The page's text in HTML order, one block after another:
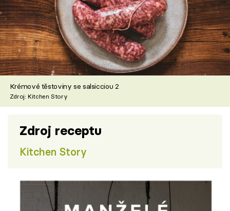
Krémové těstoviny se salsicciou 2
Zdroj: Kitchen Story
Zdroj receptu
Kitchen Story